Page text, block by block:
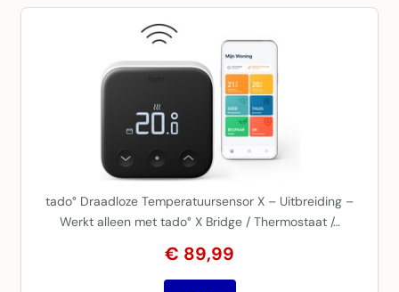
tado° Draadloze Temperatuursensor X – Uitbreiding –
Werkt alleen met tado° X Bridge / Thermostaat /…
€ 89,99